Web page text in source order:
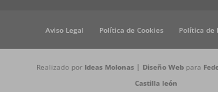
Aviso Legal Política de Cookies Política de
Realizado por Ideas Molonas | Diseño Web para
Castilla león